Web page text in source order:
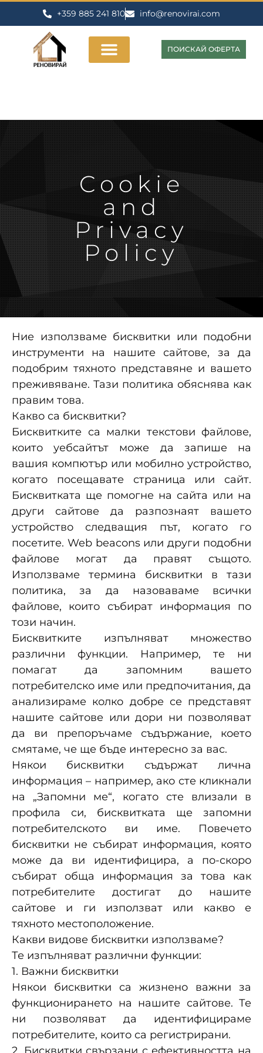
+359 885 241 810 info@renovirai.com
ПОИСКАЙ ОФЕРТА
Cookie
and
Privacy
Policy
Ние използваме бисквитки или подобни
инструменти на нашите сайтове, за да
подобрим тяхното представяне и вашето
преживяване. Тази политика обяснява как
правим това.
Какво са бисквитки?
Бисквитките са малки текстови файлове,
които уебсайтът може да запише на
вашия компютър или мобилно устройство,
когато посещавате страница или сайт.
Бисквитката ще помогне на сайта или на
други сайтове да разпознаят вашето
устройство следващия път, когато го
посетите. Web beacons или други подобни
файлове могат да правят същото.
Използваме термина бисквитки в тази
политика, за да назоваваме всички
файлове, които събират информация по
този начин.
Бисквитките изпълняват множество
различни функции. Например, те ни
помагат да запомним вашето
потребителско име или предпочитания, да
анализираме колко добре се представят
нашите сайтове или дори ни позволяват
да ви препоръчаме съдържание, което
смятаме, че ще бъде интересно за вас.
Някои бисквитки съдържат лична
информация – например, ако сте кликнали
на „Запомни ме“, когато сте влизали в
профила си, бисквитката ще запомни
потребителското ви име. Повечето
бисквитки не събират информация, която
може да ви идентифицира, а по-скоро
събират обща информация за това как
потребителите достигат до нашите
сайтове и ги използват или какво е
тяхното местоположение.
Какви видове бисквитки използваме?
Те изпълняват различни функции:
1. Важни бисквитки
Някои бисквитки са жизнено важни за
функционирането на нашите сайтове. Те
ни позволяват да идентифицираме
потребителите, които са регистрирани.